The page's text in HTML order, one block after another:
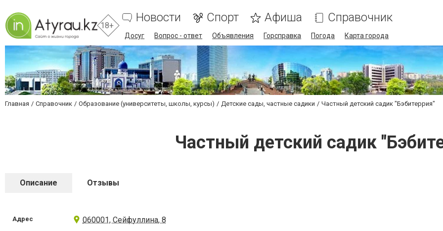
18+
Новости Спорт Афиша Справочник
Досуг Вопрос - ответ Объявления Горсправка Погода Карта города
Главная Справочник Образование (университеты, школы, курсы) Детские сады, частные садики Частный детский садик "Бэбитеррия"
Частный детский садик
Описание Отзывы
Адрес 060001, Сейфуллина, 8